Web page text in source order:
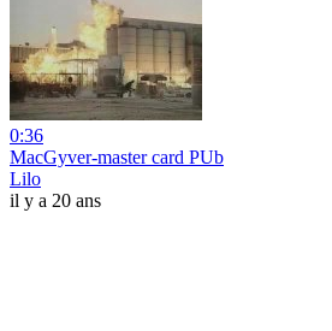
0:36
MacGyver-master card PUb
Lilo
il y a 20 ans